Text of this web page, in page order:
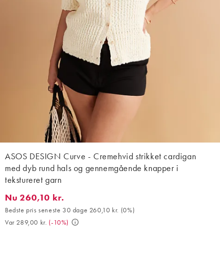
ASOS DESIGN Curve - Cremehvid strikket cardigan
med dyb rund hals og gennemgående knapper i
tekstureret garn
Nu 260,10 kr.. Bedste pris seneste 30 dage 260,10 kr. (0%). Var
Nu 260,10 kr.
Bedste pris seneste 30 dage 260,10 kr. (0%)
Var 289,00 kr. (-10%)